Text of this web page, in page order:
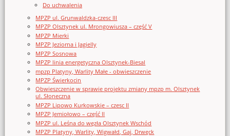
Do uchwalenia
MPZP ul. Grunwaldzka-czesc III
MPZP Olsztynek ul. Mrongowiusza – część V
MPZP Mierki
MPZP Jeziorna i Jagielly
MPZP Sosnowa
MPZP linia energetyczna Olsztynek-Biesal
mpzp Platyny, Warlity Małe - obwieszczenie
MPZP Świerkocin
Obwieszczenie w sprawie projektu zmiany mpzp m. Olsztynek
ul. Słoneczna
MPZP Lipowo Kurkowskie – czesc II
MPZP Jemiołowo – część II
MPZP ul. Leśna do węzła Olsztynek Wschód
MPZP Platyny, Warlity, Wigwałd, Gaj, Drwęck